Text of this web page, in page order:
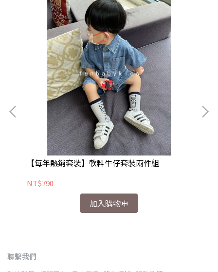
【每年熱銷套裝】軟料牛仔套裝兩件組
NT$790
加入購物車
聯繫我們